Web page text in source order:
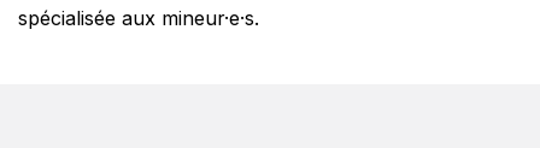
spécialisée aux mineur·e·s.